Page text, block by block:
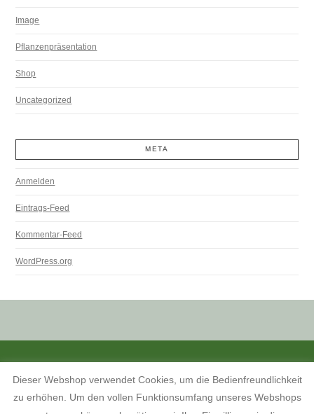
Image
Pflanzenpräsentation
Shop
Uncategorized
META
Anmelden
Eintrags-Feed
Kommentar-Feed
WordPress.org
KONTAKT, ÖFFNUNGSZEITEN UND ANFAHRTSBESCHREIBUNG
Dieser Webshop verwendet Cookies, um die Bedienfreundlichkeit
zu erhöhen. Um den vollen Funktionsumfang unseres Webshops